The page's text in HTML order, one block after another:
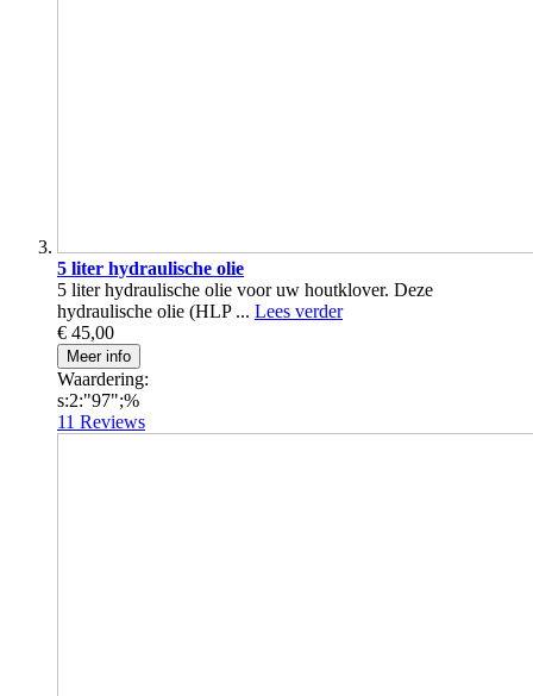
5 liter hydraulische olie
5 liter hydraulische olie voor uw houtklover. Deze
hydraulische olie (HLP ... Lees verder
€ 45,00
Meer info
Waardering:
s:2:"97";%
11 Reviews